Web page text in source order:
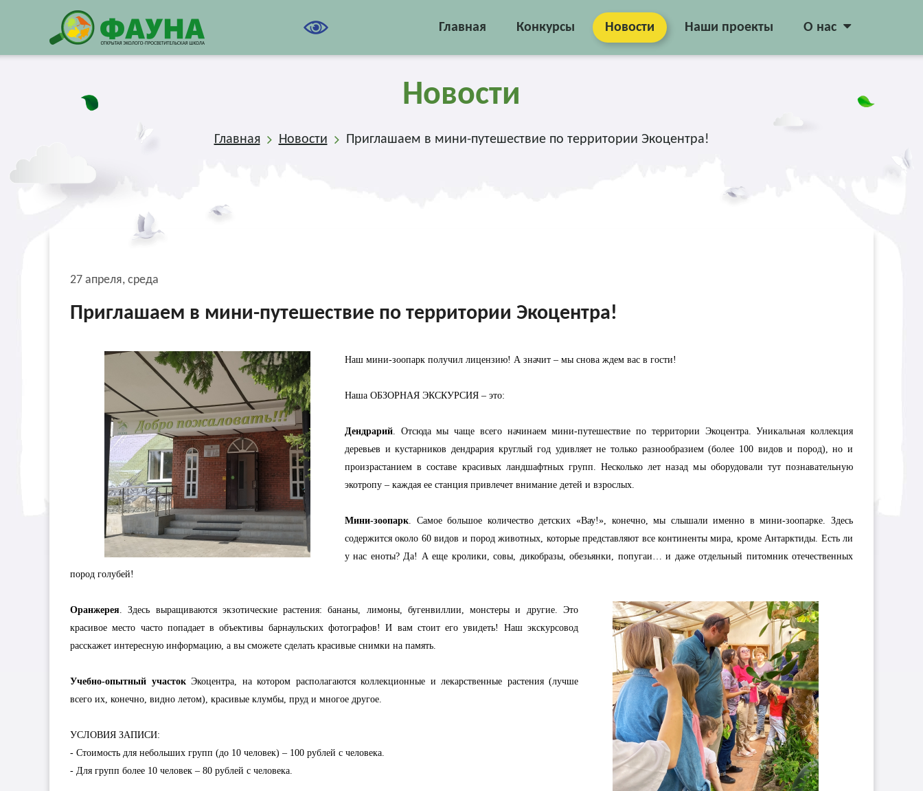
Главная Конкурсы Новости Наши проекты О нас
Новости
Главная Новости Приглашаем в мини-путешествие по территории Экоцентра!
27 апреля, среда
Приглашаем в мини-путешествие по территории Экоцентра!
Наш мини-зоопарк получил лицензию! А значит – мы снова ждем вас в гости!
Наша ОБЗОРНАЯ ЭКСКУРСИЯ – это:
Дендрарий. Отсюда мы чаще всего начинаем мини-путешествие по территории Экоцентра. Уникальная коллекция
деревьев и кустарников дендрария круглый год удивляет не только разнообразием (более 100 видов и пород), но и
произрастанием в составе красивых ландшафтных групп. Несколько лет назад мы оборудовали тут познавательную
экотропу – каждая ее станция привлечет внимание детей и взрослых.
Мини-зоопарк. Самое большое количество детских «Вау!», конечно, мы слышали именно в мини-зоопарке. Здесь
содержится около 60 видов и пород животных, которые представляют все континенты мира, кроме Антарктиды. Есть ли
у нас еноты? Да! А еще кролики, совы, дикобразы, обезьянки, попугаи… и даже отдельный питомник отечественных
пород голубей!
Оранжерея. Здесь выращиваются экзотические растения: бананы, лимоны, бугенвиллии, монстеры и другие. Это
красивое место часто попадает в объективы барнаульских фотографов! И вам стоит его увидеть! Наш экскурсовод
расскажет интересную информацию, а вы сможете сделать красивые снимки на память.
Учебно-опытный участокЭкоцентра, на котором располагаются коллекционные и лекарственные растения (лучше
всего их, конечно, видно летом), красивые клумбы, пруд и многое другое.
УСЛОВИЯ ЗАПИСИ:
- Стоимость для небольших групп (до 10 человек) – 100 рублей с человека.
- Для групп более 10 человек – 80 рублей с человека.